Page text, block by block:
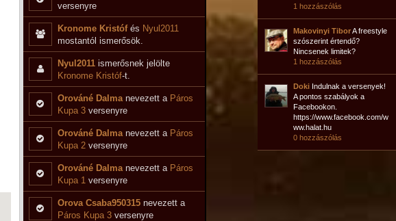
versenyre
Kronome Kristófés Nyul2011
mostantól ismerősök.
Nyul2011ismerősnek jelölte
Kronome Kristóf-t.
Orováné Dalma nevezett a Páros
Kupa 3versenyre
Orováné Dalma nevezett a Páros
Kupa 2versenyre
Orováné Dalma nevezett a Páros
Kupa 1versenyre
Orova Csaba950315nevezett a
Páros Kupa 3versenyre
1 hozzászólás
Makovinyi TiborA freestyle
szószerint értendő?
Nincsenek limitek?
1 hozzászólás
Doki Indulnak a versenyek!
A pontos szabályok a
Facebookon.
https://www.facebook.com/w
ww.halat.hu
0 hozzászólás